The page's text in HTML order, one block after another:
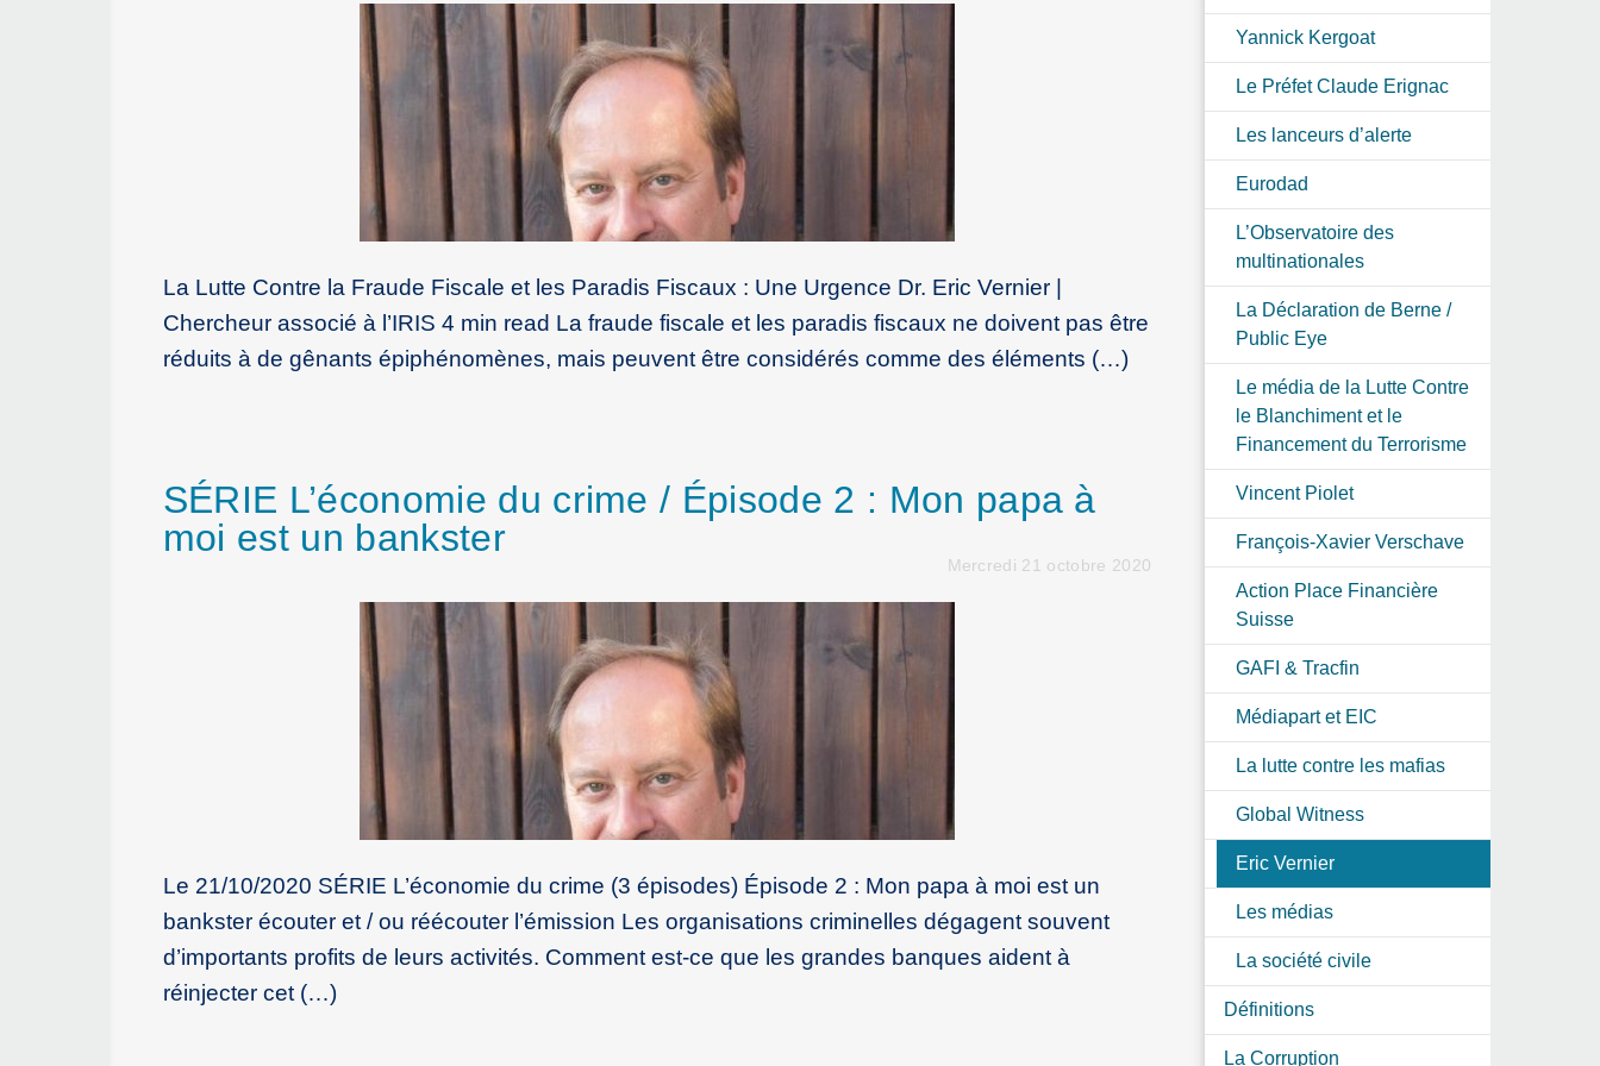
La Lutte Contre la Fraude Fiscale et les Paradis Fiscaux : Une Urgence Dr. Eric Vernier |
Chercheur associé à l’IRIS 4 min read La fraude fiscale et les paradis fiscaux ne doivent pas être
réduits à de gênants épiphénomènes, mais peuvent être considérés comme des éléments (…)
SÉRIE L’économie du crime / Épisode 2 : Mon papa à
moi est un bankster
Mercredi 21 octobre 2020
Le 21/10/2020 SÉRIE L’économie du crime (3 épisodes) Épisode 2 : Mon papa à moi est un
bankster écouter et / ou réécouter l’émission Les organisations criminelles dégagent souvent
d’importants profits de leurs activités. Comment est-ce que les grandes banques aident à
réinjecter cet (…)
Yannick Kergoat
Le Préfet Claude Erignac
Les lanceurs d’alerte
Eurodad
L’Observatoire des
multinationales
La Déclaration de Berne /
Public Eye
Le média de la Lutte Contre
le Blanchiment et le
Financement du Terrorisme
Vincent Piolet
François-Xavier Verschave
Action Place Financière
Suisse
GAFI & Tracfin
Médiapart et EIC
La lutte contre les mafias
Global Witness
Eric Vernier
Les médias
La société civile
Définitions
La Corruption